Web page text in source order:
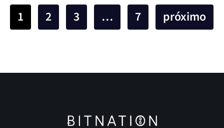
1 2 3 … 7 próximo